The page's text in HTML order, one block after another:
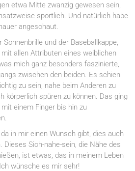
etwa Mitte zwanzig gewesen sein,
sportlich. Und natürlich habe
angeschaut.
und der Baseballkappe,
allen Attributen eines weiblichen
mich ganz besonders faszinierte,
zwischen den beiden. Es schien
zu sein, nahe beim Anderen zu
körperlich spüren zu können. Das ging
einem Finger bis hin zu
in mir einen Wunsch gibt, dies auch
Dieses Sich-nahe-sein, die Nähe des
ist etwas, das in meinem Leben
wünsche es mir sehr!